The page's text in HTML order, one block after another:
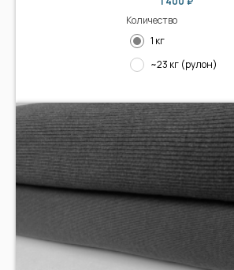
Количество
1 кг
~23 кг (рулон)